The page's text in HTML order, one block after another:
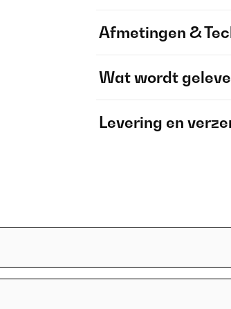
Afmetingen &
Wat wordt
Levering en